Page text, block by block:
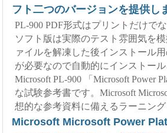
フト二つのバージョンを提供し
PL-900 PDF形式はプリントだけで
ソフト版は実際のテスト雰囲気を
ァイルを解凍した後インストール
が必要なので自動的にインストール
Microsoft PL-900 「Microsoft Power
な試験参考書です。Microsoft
想的な参考資料に備えるラーニング
Microsoft Microsoft Power